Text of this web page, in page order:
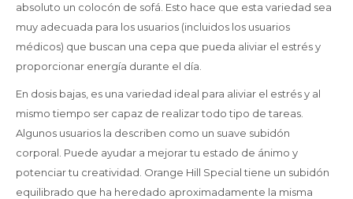
absoluto un colocón de sofá. Esto hace que esta variedad sea
muy adecuada para los usuarios (incluidos los usuarios
médicos) que buscan una cepa que pueda aliviar el estrés y
proporcionar energía durante el día.
En dosis bajas, es una variedad ideal para aliviar el estrés y al
mismo tiempo ser capaz de realizar todo tipo de tareas.
Algunos usuarios la describen como un suave subidón
corporal. Puede ayudar a mejorar tu estado de ánimo y
potenciar tu creatividad. Orange Hill Special tiene un subidón
equilibrado que ha heredado aproximadamente la misma